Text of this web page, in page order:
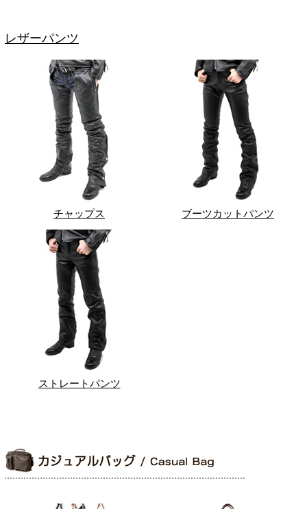
レザーパンツ
チャップス ブーツカットパンツ
ストレートパンツ